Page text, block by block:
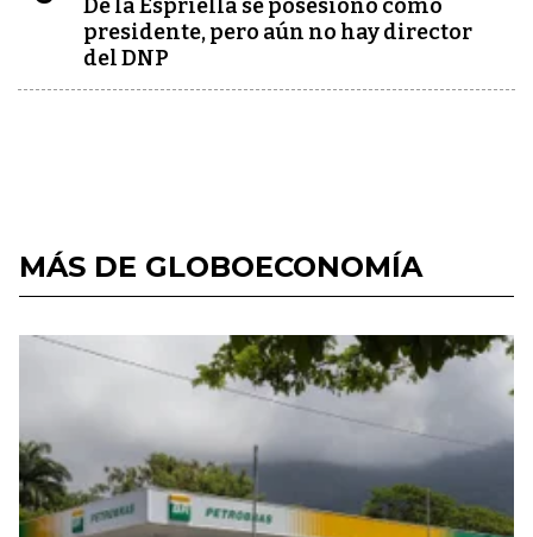
De la Espriella se posesionó como
presidente, pero aún no hay director
del DNP
MÁS DE GLOBOECONOMÍA